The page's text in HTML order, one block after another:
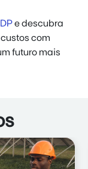
e descubra
com
futuro mais